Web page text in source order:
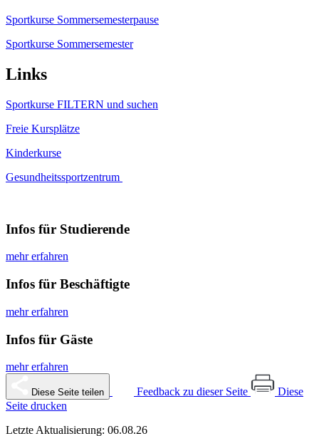
Sportkurse Sommersemesterpause
Sportkurse Sommersemester
Links
Sportkurse FILTERN und suchen
Freie Kursplätze
Kinderkurse
Gesundheitssportzentrum
Infos für Studierende
mehr erfahren
Infos für Beschäftigte
mehr erfahren
Infos für Gäste
mehr erfahren
Diese Seite teilen Feedback zu dieser Seite
Diese
Seite drucken
Letzte Aktualisierung: 06.08.26